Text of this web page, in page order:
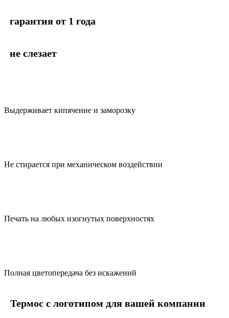
гарантия от 1 года
не слезает
Выдерживает кипячение и заморозку
Не стирается при механическом воздействии
Печать на любых изогнутых поверхностях
Полная цветопередача без искажений
Термос с логотипом для вашей компании